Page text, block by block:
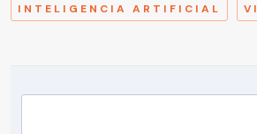
INTELIGENCIA ARTIFICIAL